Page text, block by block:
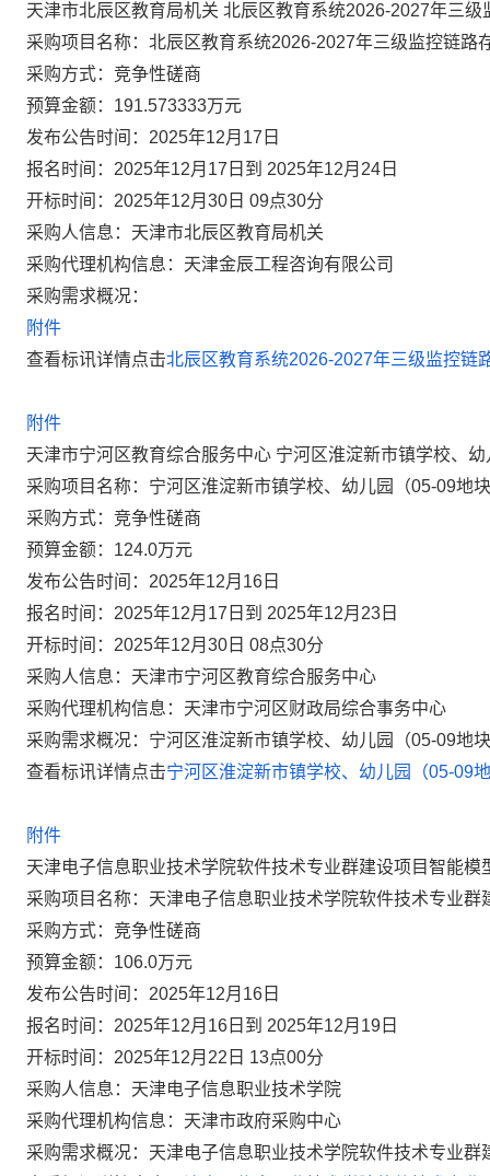
天津市北辰区教育局机关 北辰区教育系统2026-2027年三
采购项目名称：北辰区教育系统2026-2027年三级监控链路
采购方式：竞争性磋商
预算金额：191.573333万元
发布公告时间：2025年12月17日
报名时间：2025年12月17日到 2025年12月24日
开标时间：2025年12月30日 09点30分
采购人信息：天津市北辰区教育局机关
采购代理机构信息：天津金辰工程咨询有限公司
采购需求概况：
附件
查看标讯详情点击北辰区教育系统2026-2027年三级监控链
附件
天津市宁河区教育综合服务中心 宁河区淮淀新市镇学校、
采购项目名称：宁河区淮淀新市镇学校、幼儿园（05-09地
采购方式：竞争性磋商
预算金额：124.0万元
发布公告时间：2025年12月16日
报名时间：2025年12月17日到 2025年12月23日
开标时间：2025年12月30日 08点30分
采购人信息：天津市宁河区教育综合服务中心
采购代理机构信息：天津市宁河区财政局综合事务中心
采购需求概况：宁河区淮淀新市镇学校、幼儿园（05-09地
查看标讯详情点击宁河区淮淀新市镇学校、幼儿园（05-09
附件
天津电子信息职业技术学院软件技术专业群建设项目智能
采购项目名称：天津电子信息职业技术学院软件技术专业
采购方式：竞争性磋商
预算金额：106.0万元
发布公告时间：2025年12月16日
报名时间：2025年12月16日到 2025年12月19日
开标时间：2025年12月22日 13点00分
采购人信息：天津电子信息职业技术学院
采购代理机构信息：天津市政府采购中心
采购需求概况：天津电子信息职业技术学院软件技术专业